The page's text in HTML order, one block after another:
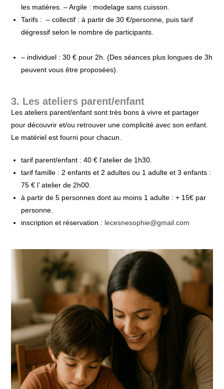
les matières. – Argile : modelage sans cuisson.
Tarifs : – collectif : à partir de 30 €/personne, puis tarif
dégressif selon le nombre de participants.
– individuel : 30 € pour 2h. (Des séances plus longues de 3h
peuvent vous être proposées).
3. Les ateliers parent/enfant
Les ateliers parent/enfant sont très bons à vivre et partager
pour découvrir et/ou retrouver une complicité avec son enfant.
Le matériel est fourni pour chacun.
tarif parent/enfant : 40 € l’atelier de 1h30.
tarif famille : 2 enfants et 2 adultes ou 1 adulte et 3 enfants :
75 € l’ atelier de 2h00.
à partir de 5 personnes dont au moins 1 adulte : + 15€ par
personne.
inscription et réservation : lecesnesophie@gmail.com